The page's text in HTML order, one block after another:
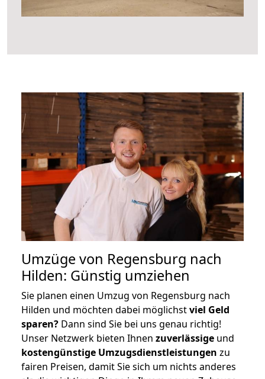
Umzüge von Regensburg nach
Hilden: Günstig umziehen
Sie planen einen Umzug von Regensburg nach
Hilden und möchten dabei möglichstviel Geld
sparen? Dann sind Sie bei uns genau richtig!
Unser Netzwerk bieten Ihnen zuverlässige und
kostengünstige Umzugsdienstleistungen zu
fairen Preisen, damit Sie sich um nichts anderes